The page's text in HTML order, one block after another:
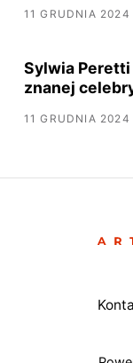
11 GRUDNIA 2024
Sylwia
znanej
11 GRUDNIA 2024